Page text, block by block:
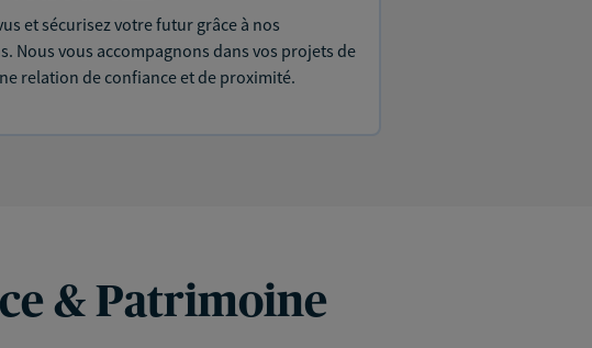
et sécurisez votre futur grâce à nos
Nous vous accompagnons dans vos projets de
relation de confiance et de proximité.
& Patrimoine